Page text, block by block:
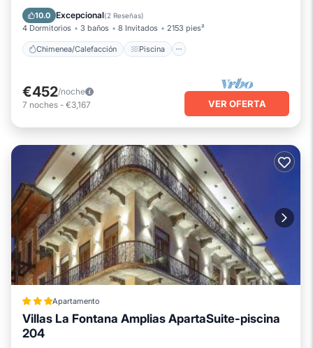
10.0 Excepcional(2 Reseñas)
4 Dormitorios 3 baños 8 Invitados 2153 pies²
Chimenea/Calefacción Piscina
Balcón/Terraza
€452/noche
7 noches - €3,167 VER OFERTA
Apartamento
Villas La Fontana Amplias ApartaSuite-piscina
204